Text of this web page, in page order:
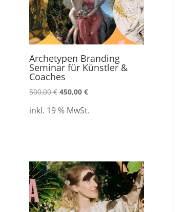
Archetypen Branding
Seminar für Künstler &
Coaches
500,00€ 450,00 €
inkl. 19 % MwSt.